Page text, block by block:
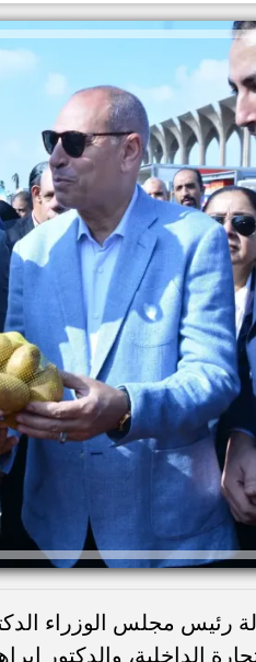
رئيس مجلس الوزراء
الداخلية، والدكتور